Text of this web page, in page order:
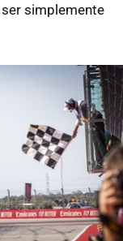
simplemente